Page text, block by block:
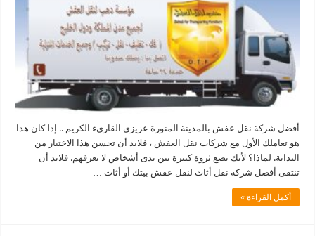
أفضل شركة نقل عفش بالمدينة المنورة عزيزى القارىء الكريم .. إذا كان هذا
هو تعاملك الأول مع شركات نقل العفش ، فلابد أن تحسن هذا الاختيار من
البداية. لماذا؟ لأنك تضع ثروة كبيرة بين يدى أشخاص لا تعرفهم. فلابد أن
تنتقى أفضل شركة نقل أثاث لنقل عفش بيتك أو أثاث …
أكمل القراءة »